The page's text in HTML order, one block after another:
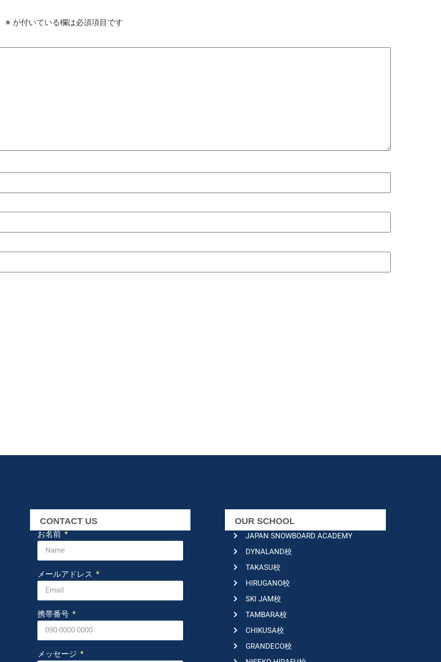
※ が付いている欄は必須項目です
CONTACT US
お名前
メールアドレス
携帯番号
メッセージ
OUR SCHOOL
JAPAN SNOWBOARD ACADEMY
DYNALAND校
TAKASU校
HIRUGANO校
SKI JAM校
TAMBARA校
CHIKUSA校
GRANDECO校